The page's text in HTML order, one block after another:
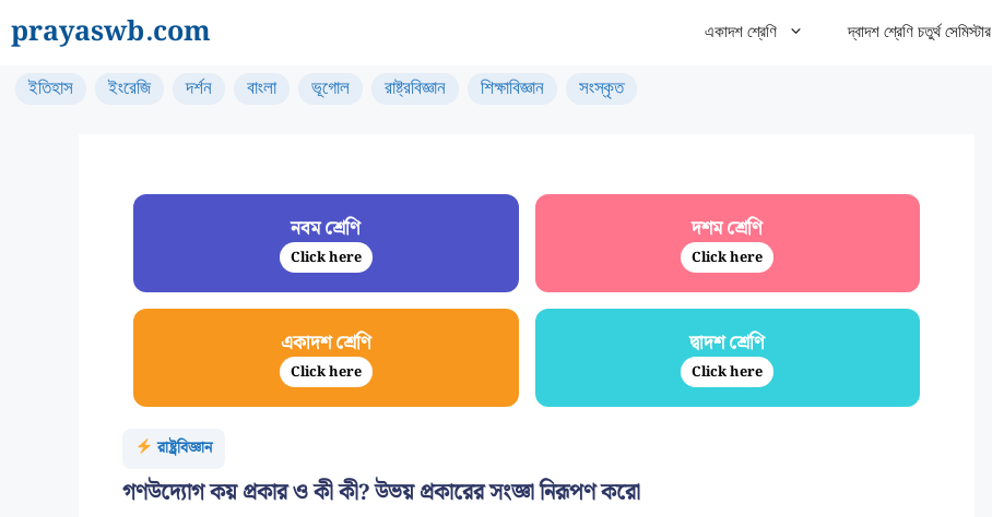
to
content
prayaswb.com একাদশ শ্রেণি দ্বাদশ শ্রেণি চতুর্থ সেমিস্টার
ইতিহাস ইংরেজি দর্শন বাংলা ভূগোল রাষ্ট্রবিজ্ঞান শিক্ষাবিজ্ঞান সংস্কৃত
নবম শ্রেণি
Click here
দশম শ্রেণি
Click here
একাদশ শ্রেণি
Click here
দ্বাদশ শ্রেণি
Click here
রাষ্ট্রবিজ্ঞান
গণউদ্যোগ কয় প্রকার ও কী কী? উভয় প্রকারের সংজ্ঞা নিরূপণ করো